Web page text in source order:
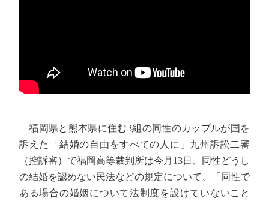
福岡県と熊本県に住む3組の同性のカップルが国を
訴えた「結婚の自由をすべての人に」九州訴訟二審
（控訴審）で福岡高等裁判所は今月13日、同性どうし
の結婚を認めない民法などの規定について、「同性で
ある場合の婚姻について法制度を設けていないこと